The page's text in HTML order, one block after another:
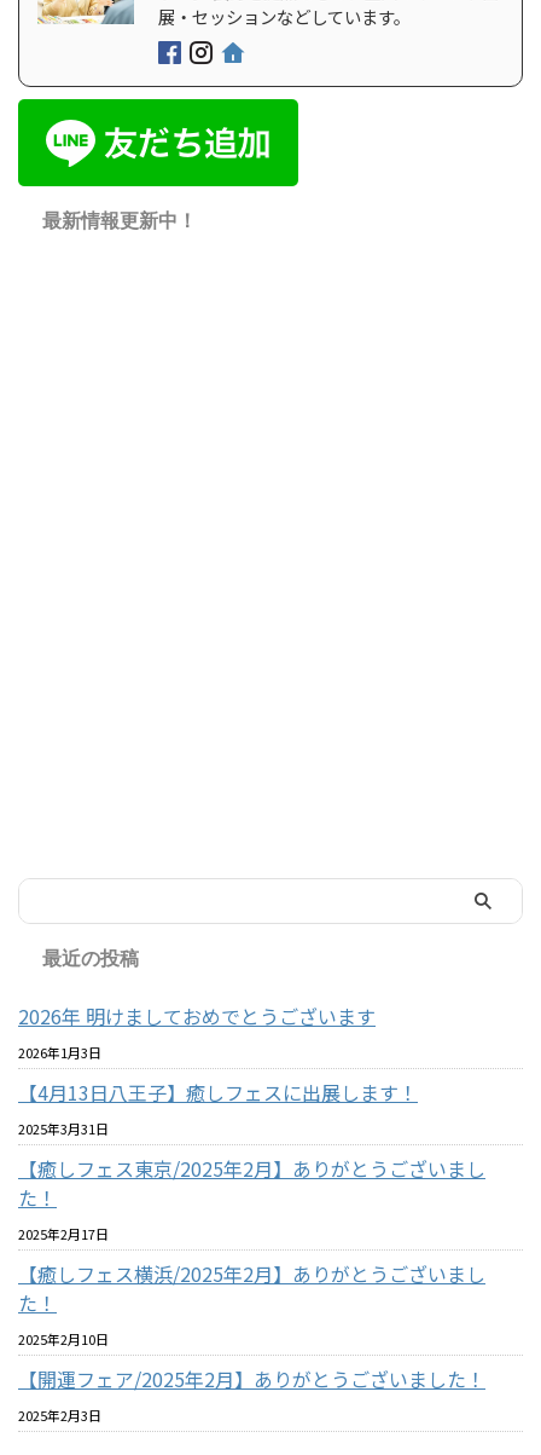
展・セッションなどしています。
最新情報更新中！
最近の投稿
2026年 明けましておめでとうございます
2026年1月3日
【4月13日八王子】癒しフェスに出展します！
2025年3月31日
【癒しフェス東京/2025年2月】ありがとうございまし
た！
2025年2月17日
【癒しフェス横浜/2025年2月】ありがとうございまし
た！
2025年2月10日
【開運フェア/2025年2月】ありがとうございました！
2025年2月3日